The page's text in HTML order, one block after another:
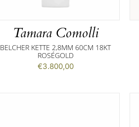
Tamara Comolli
BELCHER KETTE 2,8MM 60CM 18KT
ROSÉGOLD
€3.800,00